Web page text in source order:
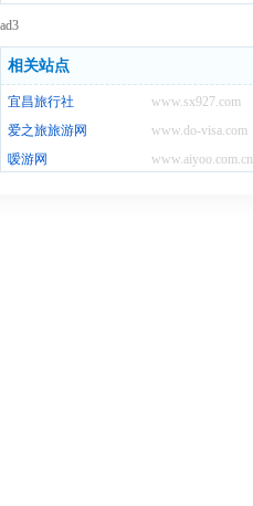
ad3
相关站点
www.sx927.com
宜昌旅行社
www.do-visa.com
爱之旅旅游网
www.aiyoo.com.cn
嗳游网